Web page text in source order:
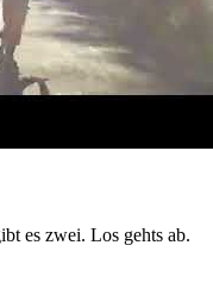
es zwei. Los gehts ab.